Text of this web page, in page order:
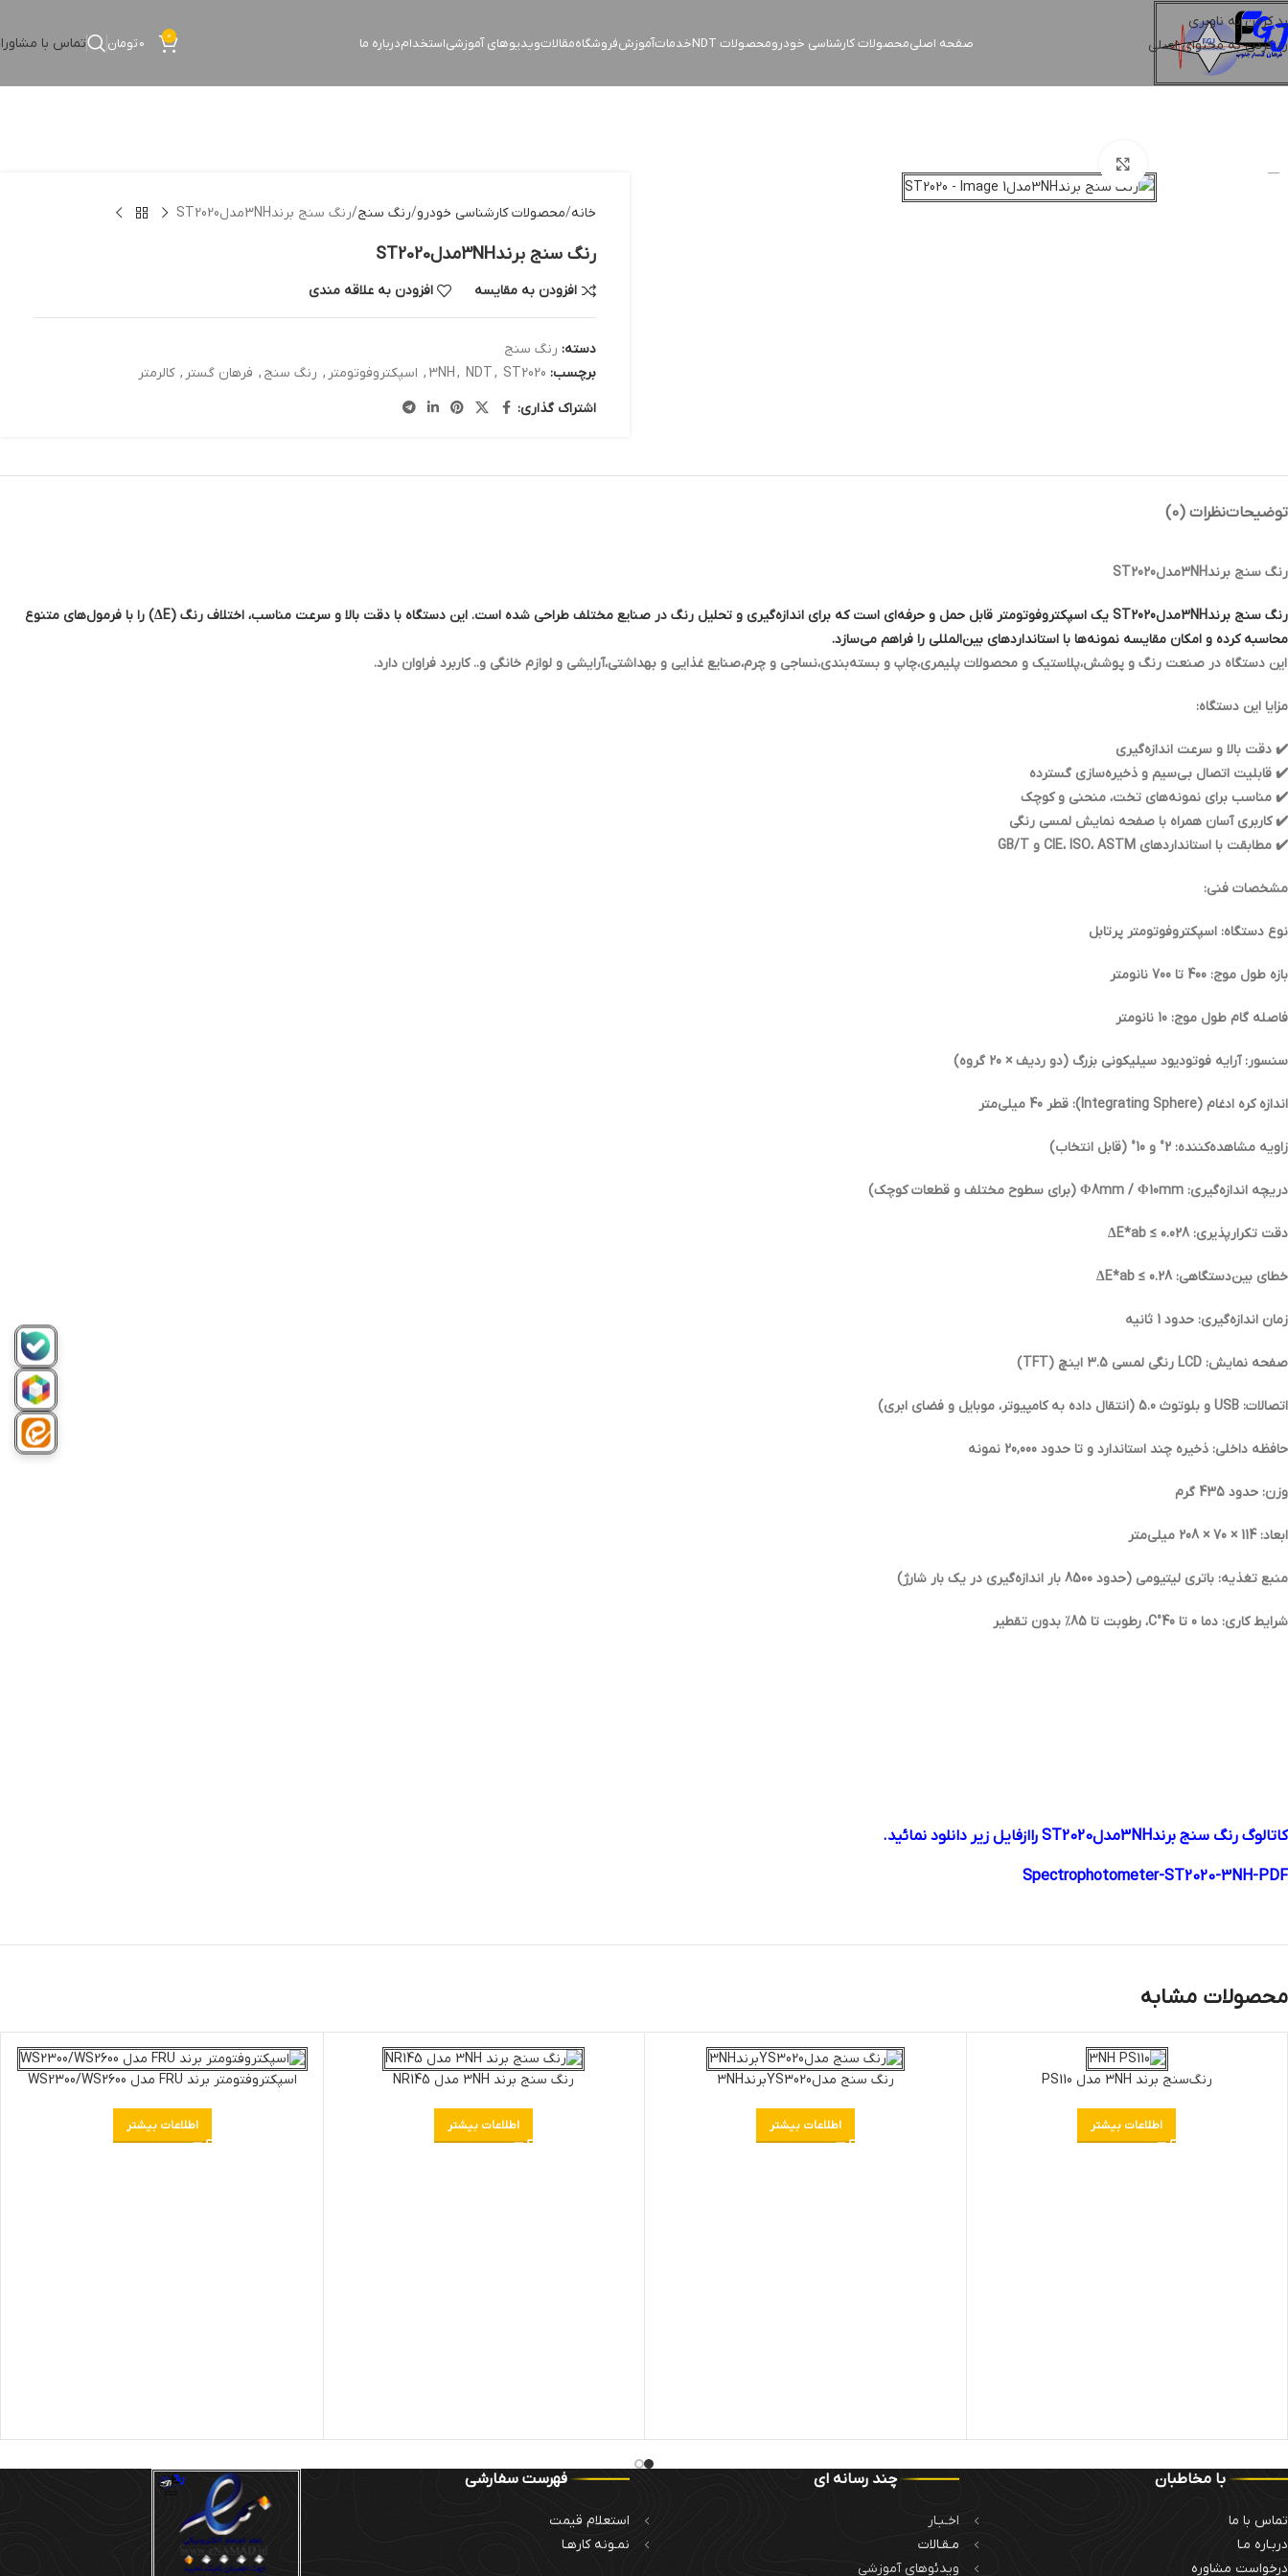
رد کردن به ناوبری
رد کردن به محتوای اصلی
صفحه اصلیمحصولات کارشناسی خودرومحصولات NDT خدماتآموزشفروشگاهمقالاتویدیوهای آموزشیاستخدامدرباره ما 0
0تومان تماس با
خانه محصولات کارشناسی خودرو رنگ سنج رنگ سنج برند3NHمدلST2020
رنگ سنج برند3NHمدلST2020
افزودن به مقایسه افزودن به علاقه مندی
دسته: رنگ سنج
برچسب:
3NH, NDT, ST2020
, اسپکتروفوتومتر , رنگ سنج , فرهان گستر , کالرمتر
اشتراک گذاری:
توضیحاتنظرات (0)
رنگ سنج برند3NHمدلST2020
رنگ سنج برند3NHمدلST2020 یک اسپکتروفوتومتر قابل حمل و حرفه‌ای است که برای اندازه‌گیری و تحلیل رنگ در صنایع مختلف طراحی شده است. این دستگاه با دقت بالا و سرعت مناسب، اختلاف رنگ (ΔE) را با فرمول‌های متنوع
محاسبه کرده و امکان مقایسه نمونه‌ها با استانداردهای بین‌المللی را فراهم می‌سازد.
این دستگاه در صنعت رنگ و پوشش،پلاستیک و محصولات پلیمری،چاپ و بسته‌بندی،نساجی و چرم،صنایع غذایی و بهداشتی،آرایشی و لوازم خانگی و.. کاربرد فراوان دارد.
مزایا این دستگاه:
✔️ دقت بالا و سرعت اندازه‌گیری
✔️ قابلیت اتصال بی‌سیم و ذخیره‌سازی گسترده
✔️ مناسب برای نمونه‌های تخت، منحنی و کوچک
✔️ کاربری آسان همراه با صفحه نمایش لمسی رنگی
✔️ مطابقت با استانداردهای CIE، ISO، ASTM و GB/T
مشخصات فنی:
نوع دستگاه: اسپکتروفوتومتر پرتابل
بازه طول موج: 400 تا 700 نانومتر
فاصله گام طول موج: 10 نانومتر
سنسور: آرایه فوتودیود سیلیکونی بزرگ (دو ردیف × 20 گروه)
اندازه کره ادغام (Integrating Sphere): قطر 40 میلی‌متر
زاویه مشاهده‌کننده: 2° و 10° (قابل انتخاب)
دریچه اندازه‌گیری: Φ8mm / Φ10mm (برای سطوح مختلف و قطعات کوچک)
دقت تکرارپذیری: ΔE*ab ≤ 0.028
خطای بین‌دستگاهی: ΔE*ab ≤ 0.28
زمان اندازه‌گیری: حدود 1 ثانیه
صفحه نمایش: LCD رنگی لمسی 3.5 اینچ (TFT)
اتصالات: USB و بلوتوث 5.0 (انتقال داده به کامپیوتر، موبایل و فضای ابری)
حافظه داخلی: ذخیره چند استاندارد و تا حدود 20,000 نمونه
وزن: حدود 435 گرم
ابعاد: 114 × 70 × 208 میلی‌متر
منبع تغذیه: باتری لیتیومی (حدود 8500 بار اندازه‌گیری در یک بار شارژ)
شرایط کاری: دما 0 تا 40°C، رطوبت تا 85٪ بدون تقطیر
کاتالوگ رنگ سنج برند3NHمدلST2020 راازفایل زیر دانلود نمائید.
Spectrophotometer-ST2020-3NH-PDF
محصولات مشابه
رنگ‌سنج برند 3NH مدل PS110
اطلاعات بیشتر
رنگ سنج مدلYS3020برند3NH
اطلاعات بیشتر
رنگ سنج برند 3NH مدل NR145
اطلاعات بیشتر
اسپکتروفتومتر برند FRU مدل WS2300/WS2600
اطلاعات بیشتر
با مخاطبان
تماس با ما
دربـاره مـا
درخواست مشاوره
چند رسانه ای
اخـبـار
مـقـالات
ویدئوهای آموزشی
فهرست سفارشی
استعلام قیمت
نمـونه کارهـا